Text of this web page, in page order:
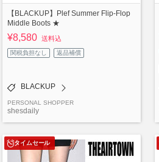
【BLACKUP】Plef Summer Flip-Flop
Middle Boots ★
¥8,580 送料込
関税負担なし 返品補償
BLACKUP
PERSONAL SHOPPER
shesdaily
タイムセール